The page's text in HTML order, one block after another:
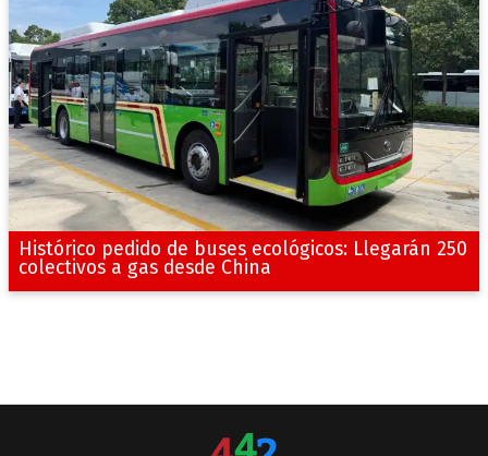
Histórico pedido de buses ecológicos: Llegarán 250
colectivos a gas desde China